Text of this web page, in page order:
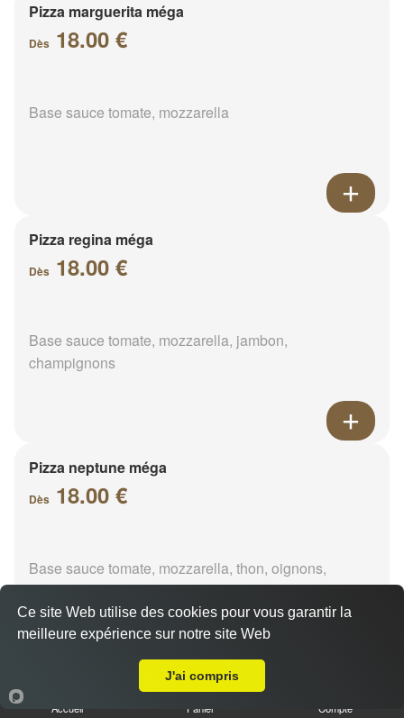
Pizza marguerita méga
Dès 18.00 €
Base sauce tomate, mozzarella
Pizza regina méga
Dès 18.00 €
Base sauce tomate, mozzarella, jambon,
champignons
Pizza neptune méga
Dès 18.00 €
Base sauce tomate, mozzarella, thon, oignons,
poivrons, olives
Pizza napolitaine méga
Accueil Panier Compte
Ce site Web utilise des cookies pour vous garantir la
meilleure expérience sur notre site Web
J'ai compris